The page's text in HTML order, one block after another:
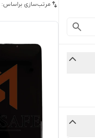
مرتب‌سازی براساس: